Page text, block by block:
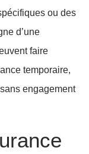
ou des
d’une
faire
temporaire,
engagement